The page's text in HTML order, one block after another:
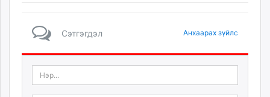
toim.mn
tac.mn
paparazzi.mn
unread.today
Сэтгэгдэл Анхаарах зүйлс